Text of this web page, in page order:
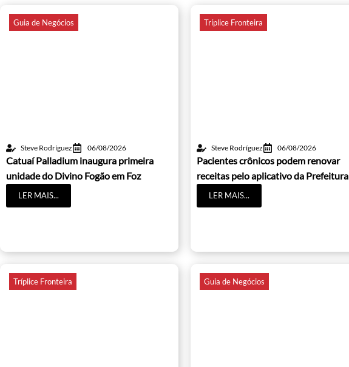
Guia de Negócios
Steve Rodríguez 06/08/2026
Catuaí Palladium inaugura primeira
unidade do Divino Fogão em Foz
LER MAIS...
Tríplice Fronteira
Steve Rodríguez 06/08/2026
Pacientes crônicos podem renovar
receitas pelo aplicativo da Prefeitura
LER MAIS...
Tríplice Fronteira Guia de Negócios